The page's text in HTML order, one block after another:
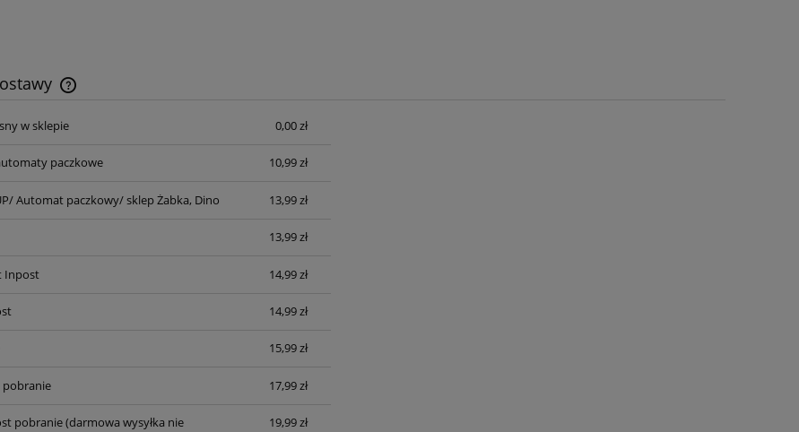
Cena nie zawiera ewentualnych kosztów
w sklepie 0,00 zł
paczkowe 10,99 zł
Automat paczkowy/ sklep Żabka, Dino 13,99 zł
13,99 zł
Inpost 14,99 zł
14,99 zł
15,99 zł
pobranie 17,99 zł
pobranie(darmowa wysyłka nie
19,99 zł